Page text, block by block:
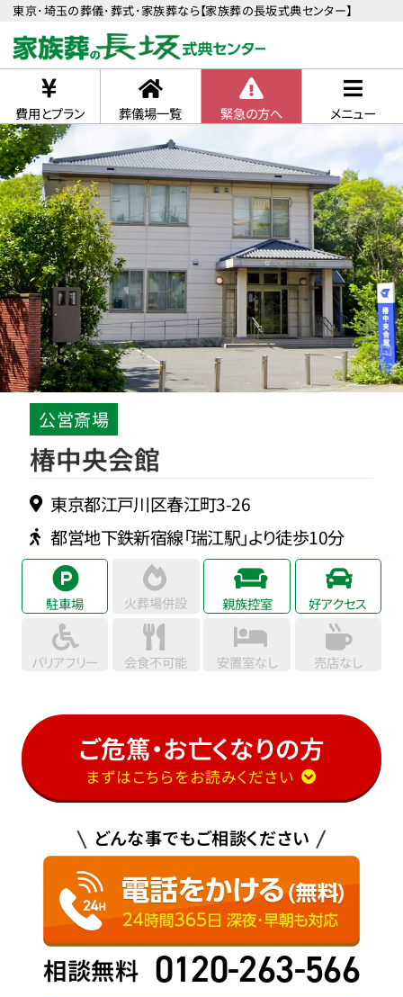
東京･埼玉の葬儀･葬式･家族葬なら【家族葬の長坂式典センター】
費用とプラン 葬儀場一覧 緊急の方へ メニュー
公営斎場
椿中央会館
東京都江戸川区春江町3-26
都営地下鉄新宿線「瑞江駅」より徒歩10分
駐車場 火葬場併設 親族控室 好アクセス
バリアフリー 会食不可能 安置室なし 売店なし
ご危篤・お亡くなりの方
まずはこちらをお読みください
どんな事でもご相談ください
相談無料 0120-263-566